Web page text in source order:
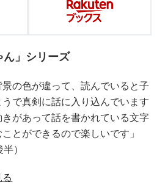
」シリーズ
景の色が違って、読んでいると子
で真剣に話に入り込んでいます
があって話を書かれている文字
とができるので楽しいです」
）